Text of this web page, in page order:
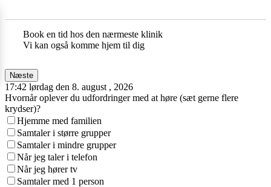
Book en tid hos den nærmeste klinik
Vi kan også komme hjem til dig
Næste
17:42 lørdag den 8. august , 2026
Hvornår oplever du udfordringer med at høre (sæt gerne flere
krydser)?
Hjemme med familien
Samtaler i større grupper
Samtaler i mindre grupper
Når jeg taler i telefon
Når jeg hører tv
Samtaler med 1 person